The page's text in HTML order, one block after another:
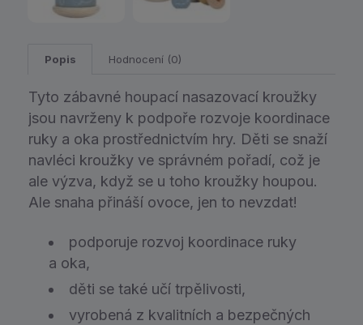
Popis Hodnocení (0)
Tyto zábavné houpací nasazovací kroužky
jsou navrženy k podpoře rozvoje koordinace
ruky a oka prostřednictvím hry. Děti se snaží
navléci kroužky ve správném pořadí, což je
ale výzva, když se u toho kroužky houpou.
Ale snaha přináší ovoce, jen to nevzdat!
podporuje rozvoj koordinace ruky
a oka,
děti se také učí trpělivosti,
vyrobená z kvalitních a bezpečných